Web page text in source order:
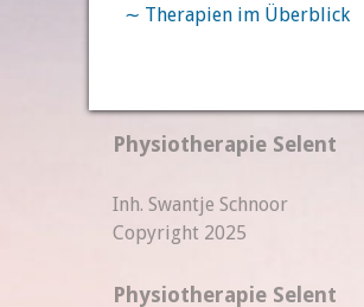
∼ Therapien im Überblick
Physiotherapie Selent
Inh. Swantje Schnoor
Copyright 2025
Physiotherapie Selent